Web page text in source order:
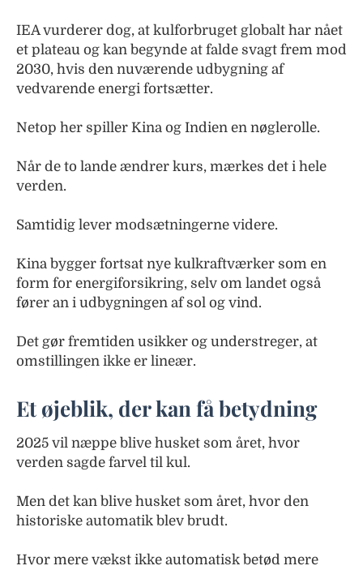
IEA vurderer dog, at kulforbruget globalt har nået
et plateau og kan begynde at falde svagt frem mod
2030, hvis den nuværende udbygning af
vedvarende energi fortsætter.
Netop her spiller Kina og Indien en nøglerolle.
Når de to lande ændrer kurs, mærkes det i hele
verden.
Samtidig lever modsætningerne videre.
Kina bygger fortsat nye kulkraftværker som en
form for energiforsikring, selv om landet også
fører an i udbygningen af sol og vind.
Det gør fremtiden usikker og understreger, at
omstillingen ikke er lineær.
Et øjeblik, der kan få betydning
2025 vil næppe blive husket som året, hvor
verden sagde farvel til kul.
Men det kan blive husket som året, hvor den
historiske automatik blev brudt.
Hvor mere vækst ikke automatisk betød mere